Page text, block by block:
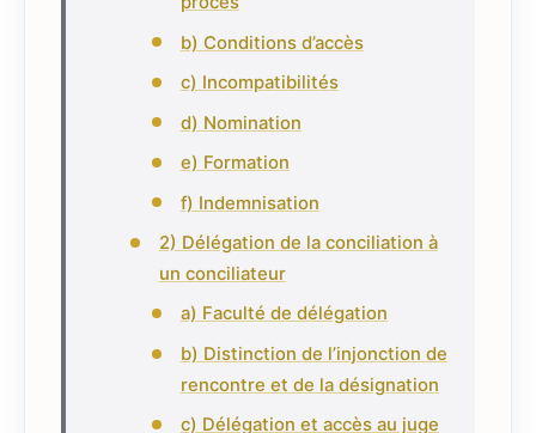
b) Conditions d’accès
c) Incompatibilités
d) Nomination
e) Formation
f) Indemnisation
2) Délégation de la conciliation à
un conciliateur
a) Faculté de délégation
b) Distinction de l’injonction de
rencontre et de la désignation
c) Délégation et accès au juge